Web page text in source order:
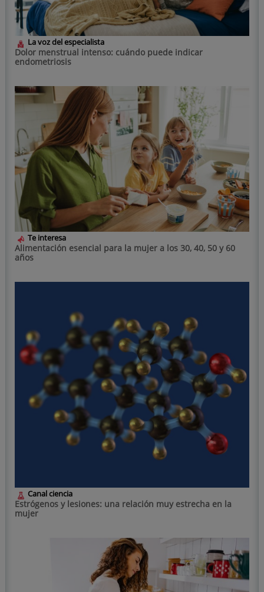
La voz del especialista
Dolor menstrual intenso: cuándo puede indicar
endometriosis
Te interesa
Alimentación esencial para la mujer a los 30, 40, 50 y 60
años
Canal ciencia
Estrógenos y lesiones: una relación muy estrecha en la
mujer